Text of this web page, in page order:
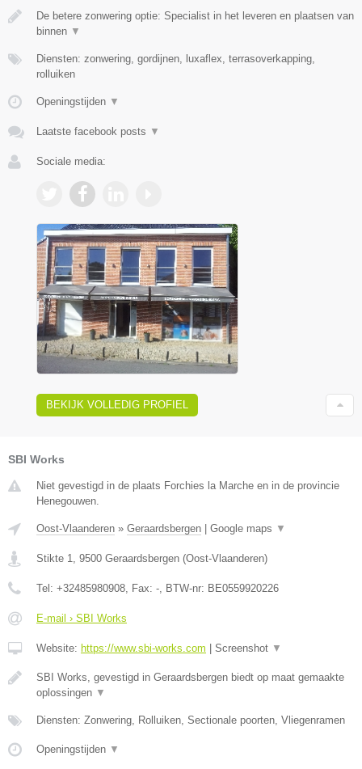
De betere zonwering optie: Specialist in het leveren en plaatsen van
binnen ▼
Diensten: zonwering, gordijnen, luxaflex, terrasoverkapping,
rolluiken
Openingstijden ▼
Laatste facebook posts ▼
Sociale media:
BEKIJK VOLLEDIG PROFIEL
SBI Works
Niet gevestigd in de plaats Forchies la Marche en in de provincie
Henegouwen.
Oost-Vlaanderen » Geraardsbergen Google maps ▼
Stikte 1, 9500 Geraardsbergen (Oost-Vlaanderen)
Tel: +32485980908, Fax: -, BTW-nr: BE0559920226
E-mail › SBI Works
Website: https://www.sbi-works.com Screenshot ▼
SBI Works, gevestigd in Geraardsbergen biedt op maat gemaakte
oplossingen ▼
Diensten: Zonwering, Rolluiken, Sectionale poorten, Vliegenramen
Openingstijden ▼